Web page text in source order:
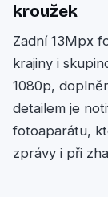
kroužek
Zadní 13Mpx
krajiny i
1080p,
detailem je
fotoaparátu,
zprávy i při